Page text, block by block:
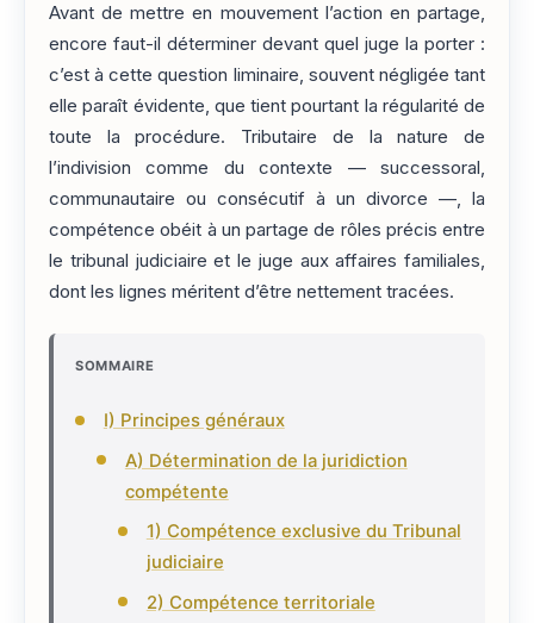
Avant de mettre en mouvement l’action en partage,
encore faut-il déterminer devant quel juge la porter :
c’est à cette question liminaire, souvent négligée tant
elle paraît évidente, que tient pourtant la régularité de
toute la procédure. Tributaire de la nature de
l’indivision comme du contexte — successoral,
communautaire ou consécutif à un divorce —, la
compétence obéit à un partage de rôles précis entre
le tribunal judiciaire et le juge aux affaires familiales,
dont les lignes méritent d’être nettement tracées.
SOMMAIRE
I) Principes généraux
A) Détermination de la juridiction
compétente
1) Compétence exclusive du Tribunal
judiciaire
2) Compétence territoriale